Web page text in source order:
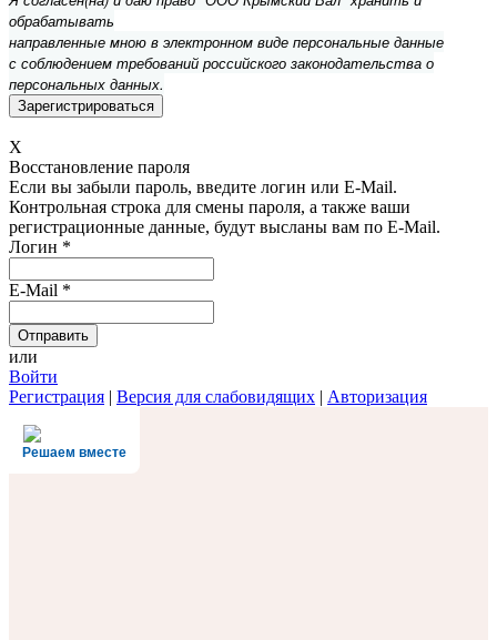
обрабатывать
направленные мною в электронном виде персональные данные
с соблюдением требований российского законодательства о
персональных данных.
X
Восстановление пароля
Если вы забыли пароль, введите логин или E-Mail.
Контрольная строка для смены пароля, а также ваши
регистрационные данные, будут высланы вам по E-Mail.
Логин *
E-Mail *
или
Войти
Регистрация | Версия для слабовидящих | Авторизация
Решаем вместе